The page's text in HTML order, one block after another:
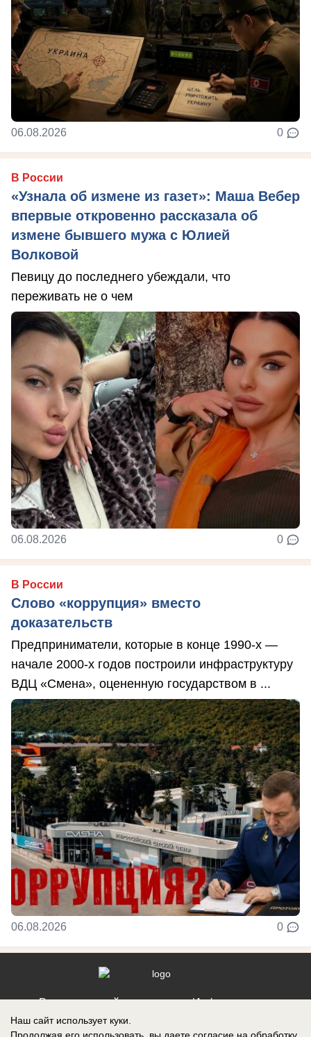
06.08.2026 0
В России
«Узнала об измене из газет»: Маша Вебер
впервые откровенно рассказала об
измене бывшего мужа с Юлией
Волковой
Певицу до последнего убеждали, что
переживать не о чем
06.08.2026 0
В России
Слово «коррупция» вместо
доказательств
Предприниматели, которые в конце 1990-х —
начале 2000-х годов построили инфраструктуру
ВДЦ «Смена», оцененную государством в ...
06.08.2026 0
Реклама на сайте
Контакты
Информация
Наш сайт использует куки.